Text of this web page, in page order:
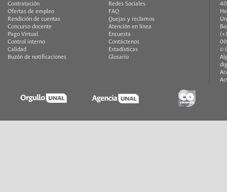
Contratación
Ofertas de empleo
Rendición de cuentas
Concurso docente
Pago Virtual
Control interno
Calidad
Buzón de notificaciones
Redes Sociales
FAQ
Quejas y reclamos
Atención en línea
Encuesta
Contáctenos
Estadísticas
Glosario
©